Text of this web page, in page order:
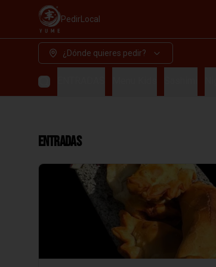
Pedir Local
¿Dónde quieres pedir?
ENTRADAS